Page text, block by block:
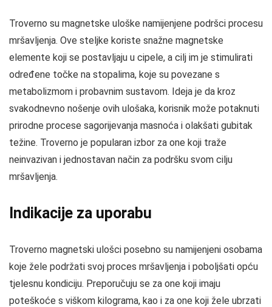
Troverno su magnetske uloške namijenjene podršci procesu
mršavljenja. Ove steljke koriste snažne magnetske
elemente koji se postavljaju u cipele, a cilj im je stimulirati
određene točke na stopalima, koje su povezane s
metabolizmom i probavnim sustavom. Ideja je da kroz
svakodnevno nošenje ovih ulošaka, korisnik može potaknuti
prirodne procese sagorijevanja masnoća i olakšati gubitak
težine. Troverno je popularan izbor za one koji traže
neinvazivan i jednostavan način za podršku svom cilju
mršavljenja.
Indikacije za uporabu
Troverno magnetski ulošci posebno su namijenjeni osobama
koje žele podržati svoj proces mršavljenja i poboljšati opću
tjelesnu kondiciju. Preporučuju se za one koji imaju
poteškoće s viškom kilograma, kao i za one koji žele ubrzati